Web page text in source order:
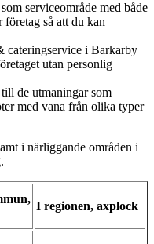
serviceområde med både
så att du kan
cateringservice i Barkarby
utan personlig
de utmaningar som
med vana från olika typer
i närliggande områden i
I regionen, axplock